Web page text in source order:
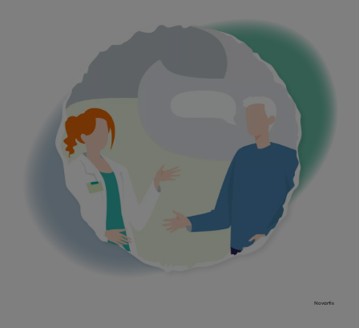
Novartis